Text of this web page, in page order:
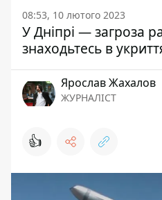
08:53, 10 лютого 2023
У Дніпрі — загроза
знаходьтесь в
Ярослав Жахалов
ЖУРНАЛІСТ
👍